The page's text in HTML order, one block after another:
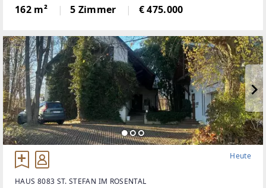
Herz begehrt. Mit insgesamt 5Zimmern, darunter 3
moderne Badezimmer und 2 separate WCs, ist
162 m² 5 Zimmer € 475.000
Heute
HAUS 8083 ST. STEFAN IM ROSENTAL